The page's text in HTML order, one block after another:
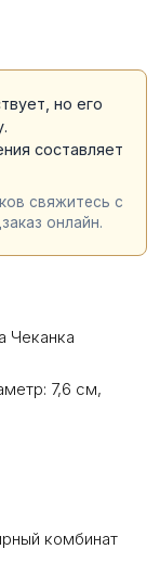
но его
составляет
свяжитесь с
онлайн.
Чеканка
7,6 см,
комбинат